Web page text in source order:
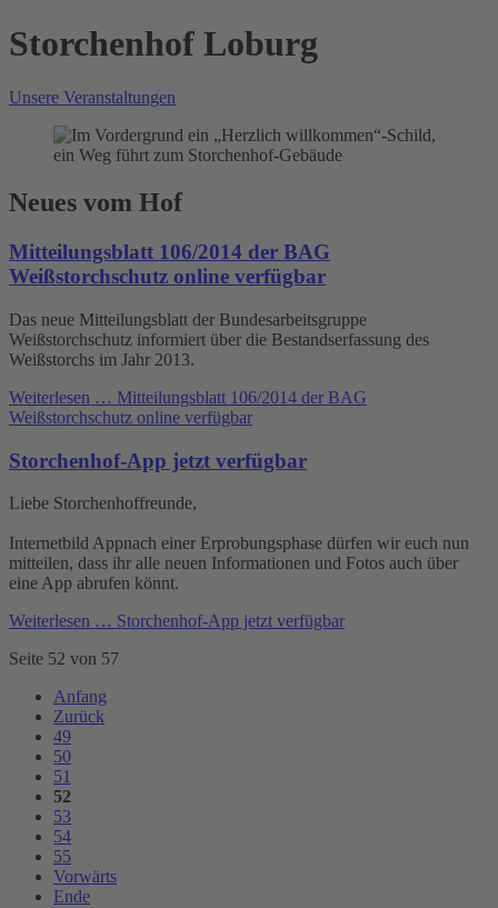
Storchenhof Loburg
Unsere Veranstaltungen
Neues vom Hof
Mitteilungsblatt 106/2014 der BAG
Weißstorchschutz online verfügbar
Das neue Mitteilungsblatt der Bundesarbeitsgruppe
Weißstorchschutz informiert über die Bestandserfassung des
Weißstorchs im Jahr 2013.
Weiterlesen … Mitteilungsblatt 106/2014 der BAG
Weißstorchschutz online verfügbar
Storchenhof-App jetzt verfügbar
Liebe Storchenhoffreunde,
Internetbild Appnach einer Erprobungsphase dürfen wir euch nun
mitteilen, dass ihr alle neuen Informationen und Fotos auch über
eine App abrufen könnt.
Weiterlesen … Storchenhof-App jetzt verfügbar
Seite 52 von 57
Anfang
Zurück
49
50
51
52
53
54
55
Vorwärts
Ende